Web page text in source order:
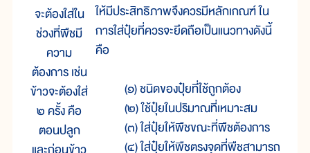
จะต้องใส่ใน
ช่วงที่พืชมี
ความ
ต้องการ เช่น
ข้าวจะต้องใส่
๒ ครั้ง คือ
ตอนปลูก
ให้มีประสิทธิภาพจึงควรมีหลักเกณฑ์ ใน
การใส่ปุ๋ยที่ควรจะยึดถือเป็นแนวทางดังนี้
คือ
(๑) ชนิดของปุ๋ยที่ใช้ถูกต้อง
(๒) ใช้ปุ๋ยในปริมาณที่เหมาะสม
(๓) ใส่ปุ๋ยให้พืชขณะที่พืชต้องการ
(๔) ใส่ปุ๋ยให้พืชตรงจุดที่พืชสามารถ